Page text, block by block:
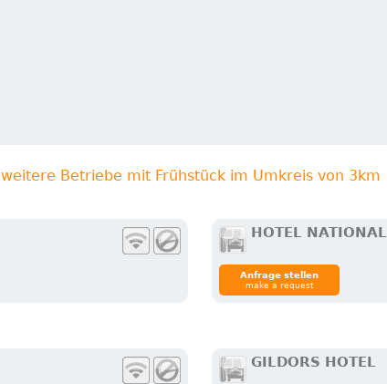
weitere Betriebe mit Frühstück im Umkreis von 3km
HOTEL NATIONAL
Anfrage stellen
make a request
GILDORS HOTEL